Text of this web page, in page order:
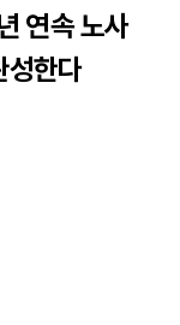
연속 노사
한다